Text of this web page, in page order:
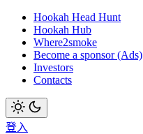
Hookah Head Hunt
Hookah Hub
Where2smoke
Become a sponsor (Ads)
Investors
Contacts
登入